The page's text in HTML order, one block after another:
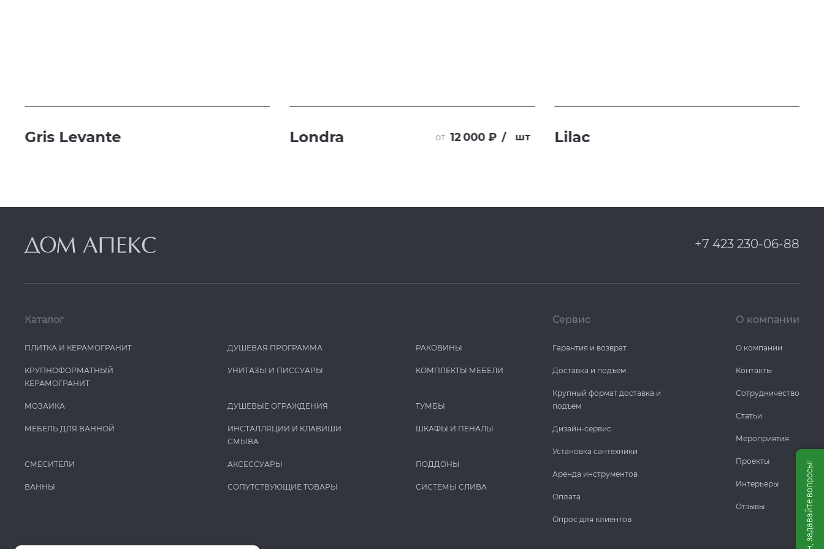
Gris Levante Londra от 12 000 ₽ / шт Lilac
+7 423 230-06-88
Каталог
ПЛИТКА И КЕРАМОГРАНИТ
КРУПНОФОРМАТНЫЙ
КЕРАМОГРАНИТ
МОЗАИКА
МЕБЕЛЬ ДЛЯ ВАННОЙ
СМЕСИТЕЛИ
ВАННЫ
ДУШЕВАЯ ПРОГРАММА
УНИТАЗЫ И ПИCCУАРЫ
ДУШЕВЫЕ ОГРАЖДЕНИЯ
ИНСТАЛЛЯЦИИ И КЛАВИШИ
СМЫВА
АКСЕССУАРЫ
СОПУТСТВУЮЩИЕ ТОВАРЫ
РАКОВИНЫ
КОМПЛЕКТЫ МЕБЕЛИ
ТУМБЫ
ШКАФЫ И ПЕНАЛЫ
ПОДДОНЫ
СИСТЕМЫ СЛИВА
Сервис
Гарантия и возврат
Доставка и подъем
Крупный формат доставка и
подъем
Дизайн-сервис
Установка сантехники
Аренда инструментов
Оплата
Опрос для клиентов
О компании
О компании
Контакты
Сотрудничество
Статьи
Мероприятия
Проекты
Интерьеры
Отзывы